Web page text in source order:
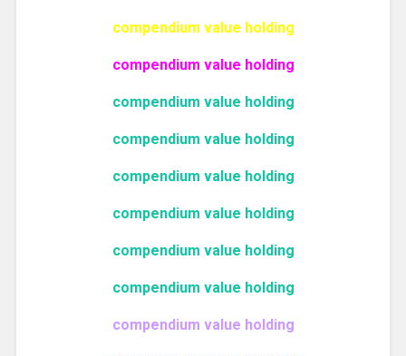
compendium value holding
compendium value holding
compendium value holding
compendium value holding
compendium value holding
compendium value holding
compendium value holding
compendium value holding
compendium value holding